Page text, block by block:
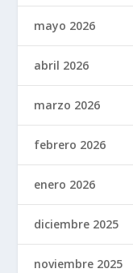
mayo 2026
abril 2026
marzo 2026
febrero 2026
enero 2026
diciembre 2025
noviembre 2025